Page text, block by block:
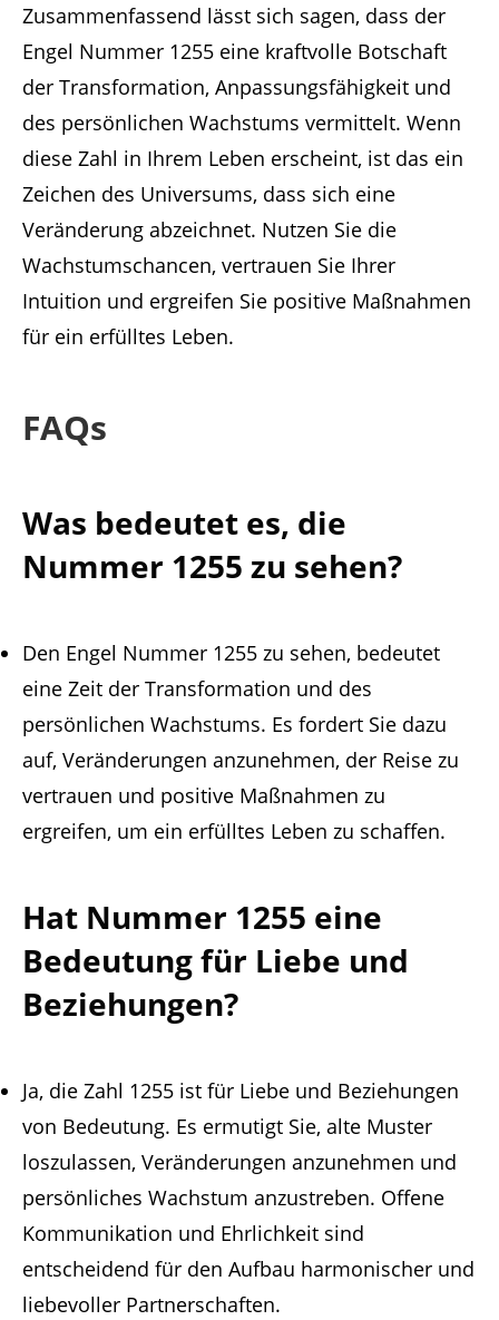
Zusammenfassend lässt sich sagen, dass der
Engel Nummer 1255 eine kraftvolle Botschaft
der Transformation, Anpassungsfähigkeit und
des persönlichen Wachstums vermittelt. Wenn
diese Zahl in Ihrem Leben erscheint, ist das ein
Zeichen des Universums, dass sich eine
Veränderung abzeichnet. Nutzen Sie die
Wachstumschancen, vertrauen Sie Ihrer
Intuition und ergreifen Sie positive Maßnahmen
für ein erfülltes Leben.
FAQs
Was bedeutet es, die
Nummer 1255 zu sehen?
Den Engel Nummer 1255 zu sehen, bedeutet
eine Zeit der Transformation und des
persönlichen Wachstums. Es fordert Sie dazu
auf, Veränderungen anzunehmen, der Reise zu
vertrauen und positive Maßnahmen zu
ergreifen, um ein erfülltes Leben zu schaffen.
Hat Nummer 1255 eine
Bedeutung für Liebe und
Beziehungen?
Ja, die Zahl 1255 ist für Liebe und Beziehungen
von Bedeutung. Es ermutigt Sie, alte Muster
loszulassen, Veränderungen anzunehmen und
persönliches Wachstum anzustreben. Offene
Kommunikation und Ehrlichkeit sind
entscheidend für den Aufbau harmonischer und
liebevoller Partnerschaften.